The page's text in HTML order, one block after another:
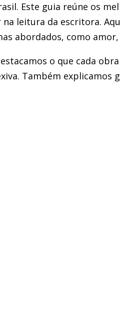
Este guia reúne os
leitura da escritora.
abordados, como
o que cada
Também explicamos